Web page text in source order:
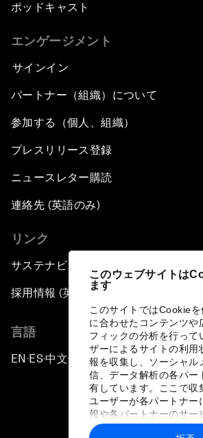
このウェブサイトは
ます
このサイトではCookie
に合わせたコンテンツや
フィックの分析を行って
ザーによるサイトの利用
報を収集し、ソーシャル
信、データ解析の各パー
有しています。ここで収
ユーザーが各パートナー
報や各パートナーのサー
に収集された情報と組
ポッドキャスト
エンゲージメント
サインイン
パートナー（組織）について
参加する（個人、組織）
プレスリリース登録
ニュースレター購読
連絡先 (英語のみ)
リンク
サステナビリティへの取り組み
採用情報 (英語のみ)
言語
EN ▪ES▪中文▪ 日本語